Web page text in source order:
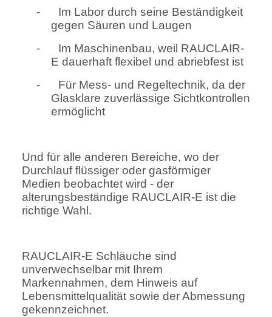
-
Im Labor durch seine Beständigkeit
gegen Säuren und Laugen
-
Im Maschinenbau, weil RAUCLAIR-
E dauerhaft flexibel und abriebfest ist
-
Für Mess- und Regeltechnik, da der
Glasklare zuverlässige Sichtkontrollen
ermöglicht
Und für alle anderen Bereiche, wo der
Durchlauf flüssiger oder gasförmiger
Medien beobachtet wird - der
alterungsbeständige RAUCLAIR-E ist die
richtige Wahl.
RAUCLAIR-E Schläuche sind
unverwechselbar mit Ihrem
Markennahmen, dem Hinweis auf
Lebensmittelqualität sowie der Abmessung
gekennzeichnet.